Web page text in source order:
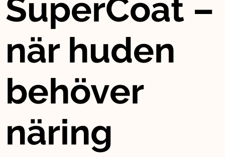
SuperCoat –
när huden
behöver
näring